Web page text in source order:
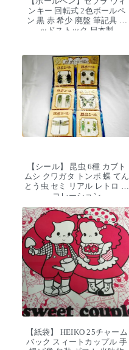
ンキー 回転式 2色ボールペ
ン 黒 赤 希少 廃盤 筆記具 デ
ッドストック 日本製
【シール】 昆虫 6種 カブト
ムシ クワガタ トンボ 蝶 てん
とう虫 セミ リアル レトロ デ
コレーション
【紙袋】 HEIKO 25チャーム
バック スィートカップル 手